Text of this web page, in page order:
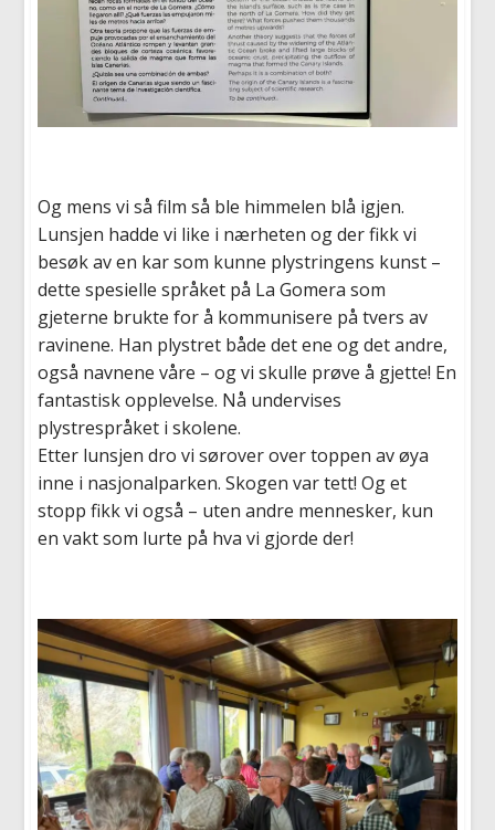
Og mens vi så film så ble himmelen blå igjen.
Lunsjen hadde vi like i nærheten og der fikk vi
besøk av en kar som kunne plystringens kunst –
dette spesielle språket på La Gomera som
gjeterne brukte for å kommunisere på tvers av
ravinene. Han plystret både det ene og det andre,
også navnene våre – og vi skulle prøve å gjette! En
fantastisk opplevelse. Nå undervises
plystrespråket i skolene.
Etter lunsjen dro vi sørover over toppen av øya
inne i nasjonalparken. Skogen var tett! Og et
stopp fikk vi også – uten andre mennesker, kun
en vakt som lurte på hva vi gjorde der!